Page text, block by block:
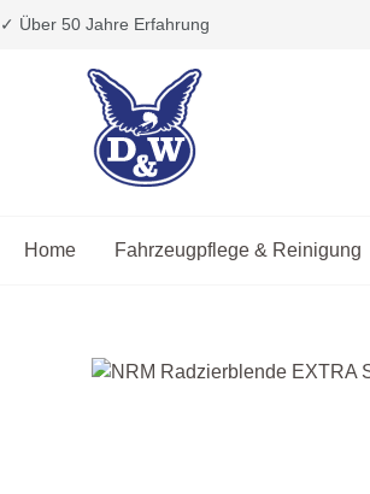
Hauptinhalt springen
Zur Suche springen
Zur Hauptnavigation springen
✓ Über 50 Jahre Erfahrung
Home Fahrzeugpflege & Reinigung
Bildergalerie überspringen